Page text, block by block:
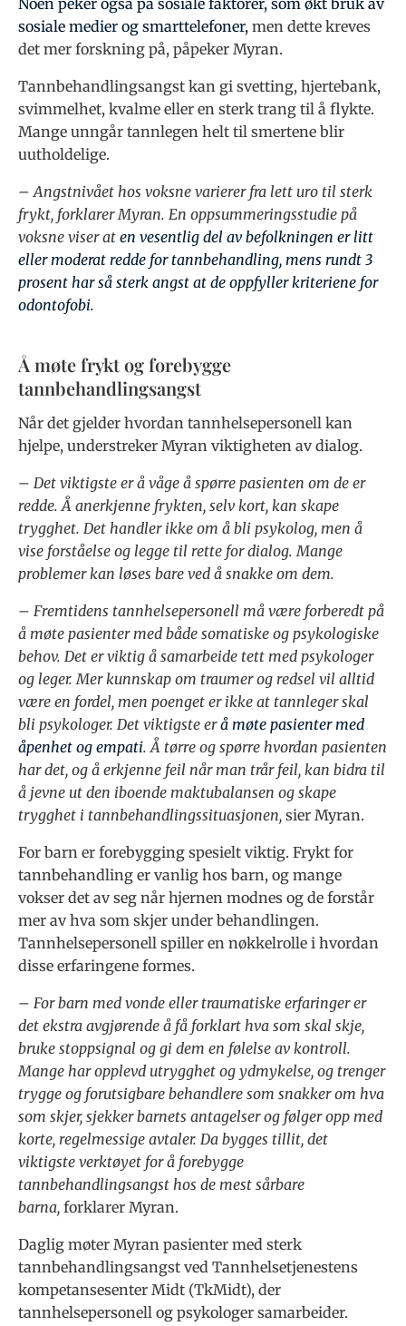
Noen peker også på sosiale faktorer, som økt bruk av
sosiale medier og smarttelefoner, men dette kreves
det mer forskning på, påpeker Myran.
Tannbehandlingsangst kan gi svetting, hjertebank,
svimmelhet, kvalme eller en sterk trang til å flykte.
Mange unngår tannlegen helt til smertene blir
uutholdelige.
– Angstnivået hos voksne varierer fra lett uro til sterk
frykt, forklarer Myran. En oppsummeringsstudie på
voksne viser at en vesentlig del av befolkningen er litt
eller moderat redde for tannbehandling, mens rundt 3
prosent har så sterk angst at de oppfyller kriteriene for
odontofobi.
Å møte frykt og forebygge
tannbehandlingsangst
Når det gjelder hvordan tannhelsepersonell kan
hjelpe, understreker Myran viktigheten av dialog.
– Det viktigste er å våge å spørre pasienten om de er
redde. Å anerkjenne frykten, selv kort, kan skape
trygghet. Det handler ikke om å bli psykolog, men å
vise forståelse og legge til rette for dialog. Mange
problemer kan løses bare ved å snakke om dem.
– Fremtidens tannhelsepersonell må være forberedt på
å møte pasienter med både somatiske og psykologiske
behov. Det er viktig å samarbeide tett med psykologer
og leger. Mer kunnskap om traumer og redsel vil alltid
være en fordel, men poenget er ikke at tannleger skal
bli psykologer. Det viktigste erå møte pasienter med
åpenhet og empati. Å tørre og spørre hvordan pasienten
har det, og å erkjenne feil når man trår feil, kan bidra til
å jevne ut den iboende maktubalansen og skape
trygghet i tannbehandlingssituasjonen, sier Myran.
For barn er forebygging spesielt viktig. Frykt for
tannbehandling er vanlig hos barn, og mange
vokser det av seg når hjernen modnes og de forstår
mer av hva som skjer under behandlingen.
Tannhelsepersonell spiller en nøkkelrolle i hvordan
disse erfaringene formes.
– For barn med vonde eller traumatiske erfaringer er
det ekstra avgjørende å få forklart hva som skal skje,
bruke stoppsignal og gi dem en følelse av kontroll.
Mange har opplevd utrygghet og ydmykelse, og trenger
trygge og forutsigbare behandlere som snakker om hva
som skjer, sjekker barnets antagelser og følger opp med
korte, regelmessige avtaler. Da bygges tillit, det
viktigste verktøyet for å forebygge
tannbehandlingsangst hos de mest sårbare
barna, forklarer Myran.
Daglig møter Myran pasienter med sterk
tannbehandlingsangst ved Tannhelsetjenestens
kompetansesenter Midt (TkMidt), der
tannhelsepersonell og psykologer samarbeider.